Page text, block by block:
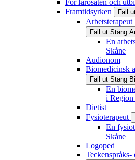
För lärosäten och
Framtidsyrken
Fäll
Arbetsterapeut
Fäll ut Stäng
En
Skåne
Audionom
Biomedicinsk
Fäll ut Stäng
En
i Region
Dietist
Fysioterapeut
En
Skåne
Logoped